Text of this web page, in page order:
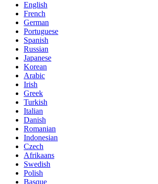
English
French
German
Portuguese
Spanish
Russian
Japanese
Korean
Arabic
Irish
Greek
Turkish
Italian
Danish
Romanian
Indonesian
Czech
Afrikaans
Swedish
Polish
Basque